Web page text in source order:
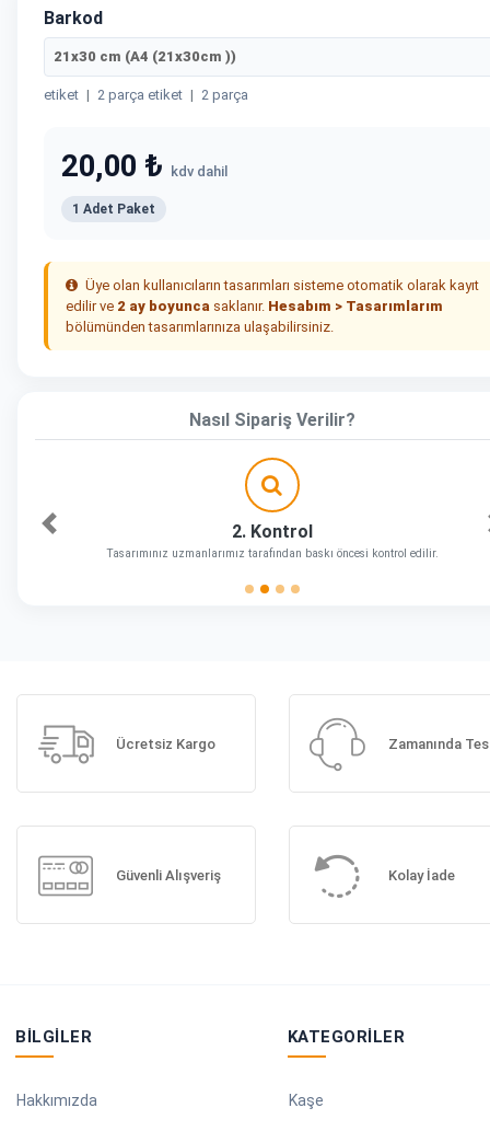
Barkod
21x30 cm (A4 (21x30cm ))
etiket | 2 parça etiket | 2 parça
20,00 ₺ kdv dahil
1 Adet Paket
Üye olan kullanıcıların tasarımları sisteme otomatik olarak kayıt
edilir ve 2 ay boyunca saklanır. Hesabım > Tasarımlarım
bölümünden tasarımlarınıza ulaşabilirsiniz.
Nasıl Sipariş Verilir?
2. Kontrol
Tasarımınız uzmanlarımız tarafından baskı öncesi kontrol edilir.
Önceki
Ücretsiz Kargo Zamanında
Güvenli Alışveriş Kolay İade
BILGILER
Hakkımızda
KATEGORILER
Kaşe